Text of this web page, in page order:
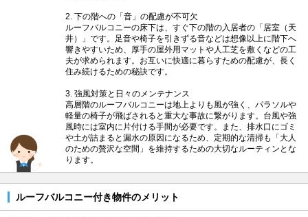
2. 下の階への「音」の配慮が不可欠
ルーフバルコニーの床下は、すぐ下の階の入居者の「居室（天
井）」です。足音や椅子を引きずる音などは想像以上に階下へ
響きやすいため、厚手の屋外用マットや人工芝を敷くなどの工
夫が求められます。お互いに快適に暮らすための配慮が、長く
住み続けるための秘訣です。
3. 強風対策と日々のメンテナンス
高層階のルーフバルコニーは地上よりも風が強く、パラソルや
軽量の椅子が飛ばされると重大な事故に繋がります。台風や強
風時には室内に片付ける手間が必要です。また、排水口にゴミ
や土が詰まると漏水の原因になるため、定期的な清掃も「大人
のための贅沢な空間」を維持するための大切なルーティンとな
ります。
ルーフバルコニー付き物件のメリット